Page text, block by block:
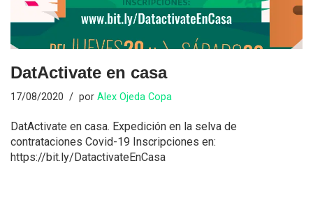
DatActivate en casa
17/08/2020 por Alex Ojeda Copa
DatActivate en casa. Expedición en la selva de
contrataciones Covid-19 Inscripciones en:
https://bit.ly/DatactivateEnCasa